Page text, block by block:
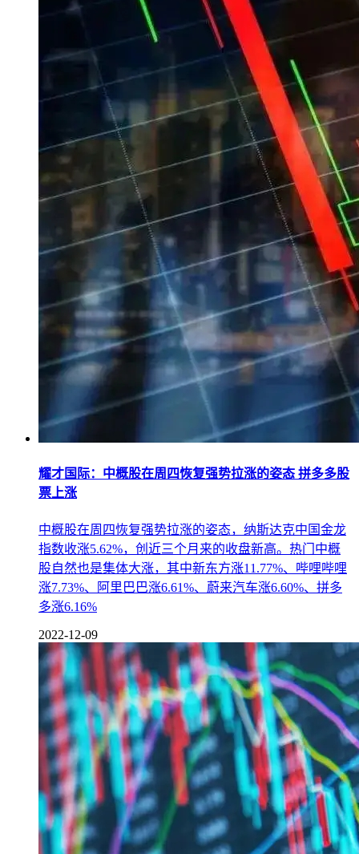
耀才国际：中概股在周四恢复强势拉涨的姿态 拼多多股
票上涨
中概股在周四恢复强势拉涨的姿态，纳斯达克中国金龙
指数收涨5.62%，创近三个月来的收盘新高。热门中概
股自然也是集体大涨，其中新东方涨11.77%、哔哩哔哩
涨7.73%、阿里巴巴涨6.61%、蔚来汽车涨6.60%、拼多
多涨6.16%
2022-12-09